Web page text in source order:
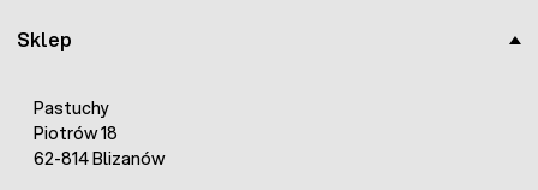
pastwiskach
Kontrola zasilania, która uchroni przed
wieloletnią i niezawodną pracę
Sklep
Pastuchy
Piotrów 18
62-814 Blizanów